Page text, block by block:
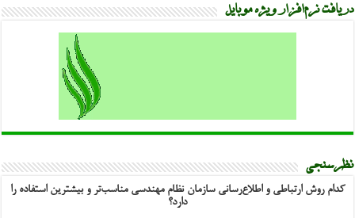
دریافت نرم‌افزار ویژه موبایل
نظرسنجی
کدام روش ارتباطی و اطلاع‌رسانی سازمان نظام مهندسی مناسب‌تر و بیشترین استفاده را
دارد؟